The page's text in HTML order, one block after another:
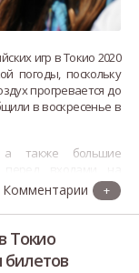
игр в Токио 2020
погоды, поскольку
прогревается до
в воскресенье в
а также большие
хотим разместить
+
Токио